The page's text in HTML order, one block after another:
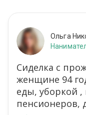
Ольга
Сиделка с
женщине 94
еды, уборкой ,
пенсионеров,